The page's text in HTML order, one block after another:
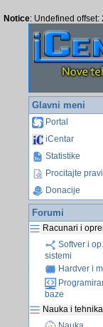
Notice: Undefined offset:
Glavni meni
Portal
iCentar
Statistike
Procitajte
Donacije
Forumi
Racunari i
Softver i op.
sistemi
Hardver i
baze
Nauka i tehnika